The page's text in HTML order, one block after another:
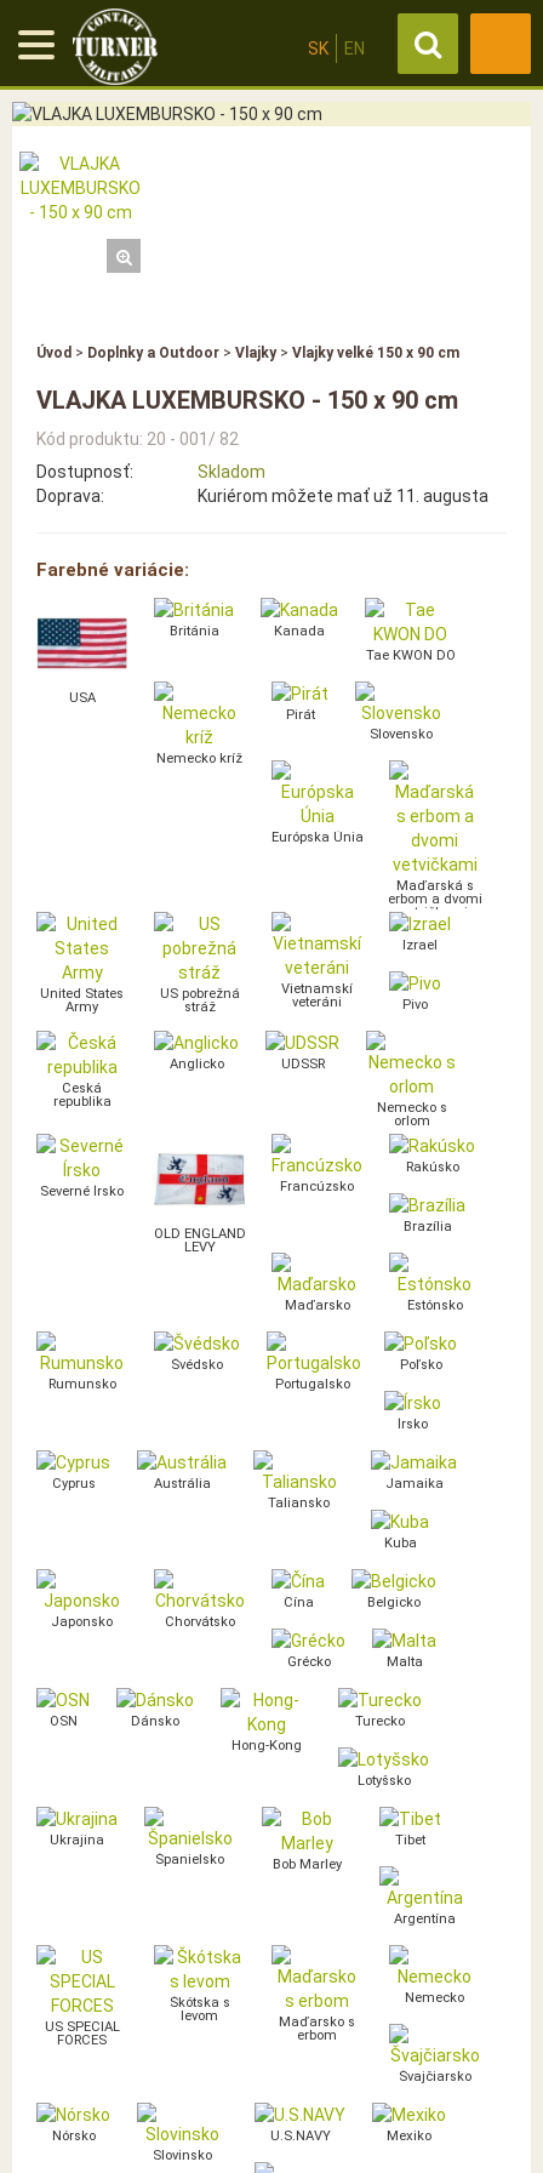
SK EN
Úvod > Doplnky a Outdoor > Vlajky > Vlajky velké 150 x 90 cm
VLAJKA LUXEMBURSKO - 150 x 90 cm
Kód produktu: 20 - 001/ 82
Dostupnosť:
Skladom
Doprava:
Kuriérom môžete mať už 11. augusta
Farebné variácie:
USA
Británia
Kanada
Tae KWON DO
Nemecko kríž
Pirát
Slovensko
Európska Únia
Maďarská s
erbom a dvomi
vetvičkami
United States
Army
US pobrežná
stráž
Vietnamskí
veteráni
Izrael
Pivo
Česká
republika
Anglicko UDSSR
Nemecko s
orlom
Severné Írsko
OLD ENGLAND
LEVY
Francúzsko
Rakúsko
Brazília
Maďarsko Estónsko
Rumunsko
Švédsko
Portugalsko
Poľsko
Írsko
Cyprus
Austrália
Taliansko
Jamaika
Kuba
Japonsko Chorvátsko
Čína Belgicko
Grécko Malta
OSN
Dánsko
Hong-Kong
Turecko
Lotyšsko
Ukrajina
Španielsko
Bob Marley
Tibet
Argentína
US SPECIAL
FORCES
Škótska s
levom
Maďarsko s
erbom
Nemecko
Švajčiarsko
Nórsko
Slovinsko
U.S.NAVY Mexiko